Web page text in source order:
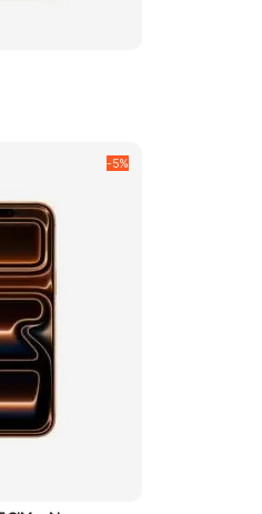
-5%